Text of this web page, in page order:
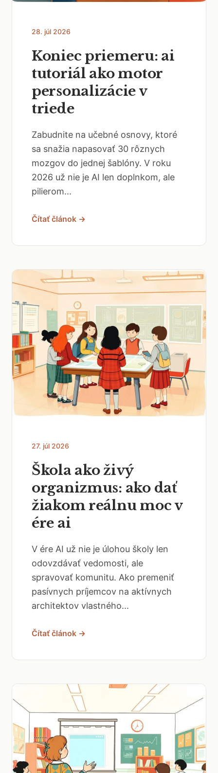
28. júl 2026
Koniec priemeru: ai
tutoriál ako motor
personalizácie v
triede
Zabudnite na učebné osnovy, ktoré
sa snažia napasovať 30 rôznych
mozgov do jednej šablóny. V roku
2026 už nie je AI len doplnkom, ale
pilierom...
Čítať článok →
27. júl 2026
Škola ako živý
organizmus: ako dať
žiakom reálnu moc v
ére ai
V ére AI už nie je úlohou školy len
odovzdávať vedomosti, ale
spravovať komunitu. Ako premeniť
pasívnych príjemcov na aktívnych
architektov vlastného...
Čítať článok →